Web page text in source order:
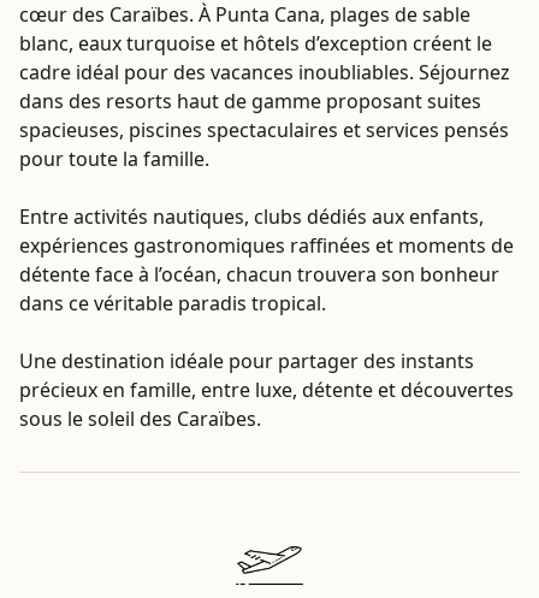
cœur des Caraïbes. À Punta Cana, plages de sable
blanc, eaux turquoise et hôtels d’exception créent le
cadre idéal pour des vacances inoubliables. Séjournez
dans des resorts haut de gamme proposant suites
spacieuses, piscines spectaculaires et services pensés
pour toute la famille.
Entre activités nautiques, clubs dédiés aux enfants,
expériences gastronomiques raffinées et moments de
détente face à l’océan, chacun trouvera son bonheur
dans ce véritable paradis tropical.
Une destination idéale pour partager des instants
précieux en famille, entre luxe, détente et découvertes
sous le soleil des Caraïbes.